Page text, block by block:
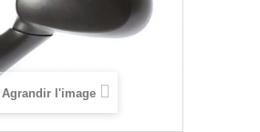
Agrandir l'image